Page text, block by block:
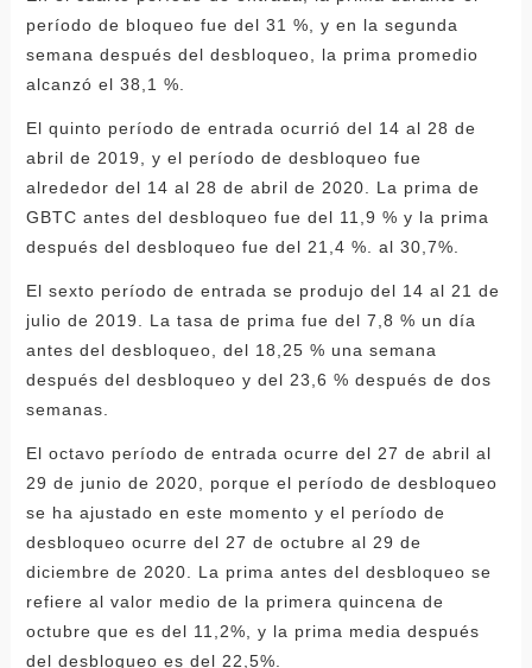
período de bloqueo fue del 31 %, y en la segunda
semana después del desbloqueo, la prima promedio
alcanzó el 38,1 %.
El quinto período de entrada ocurrió del 14 al 28 de
abril de 2019, y el período de desbloqueo fue
alrededor del 14 al 28 de abril de 2020. La prima de
GBTC antes del desbloqueo fue del 11,9 % y la prima
después del desbloqueo fue del 21,4 %. al 30,7%.
El sexto período de entrada se produjo del 14 al 21 de
julio de 2019. La tasa de prima fue del 7,8 % un día
antes del desbloqueo, del 18,25 % una semana
después del desbloqueo y del 23,6 % después de dos
semanas.
El octavo período de entrada ocurre del 27 de abril al
29 de junio de 2020, porque el período de desbloqueo
se ha ajustado en este momento y el período de
desbloqueo ocurre del 27 de octubre al 29 de
diciembre de 2020. La prima antes del desbloqueo se
refiere al valor medio de la primera quincena de
octubre que es del 11,2%, y la prima media después
del desbloqueo es del 22,5%.